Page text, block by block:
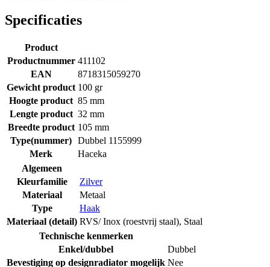
Specificaties
Product
Productnummer 411102
EAN
8718315059270
Gewicht product 100 gr
Hoogte product 85 mm
Lengte product 32 mm
Breedte product 105 mm
Type(nummer) Dubbel 1155999
Merk
Haceka
Algemeen
Kleurfamilie
Zilver
Materiaal
Metaal
Type
Haak
Materiaal (detail) RVS/ Inox (roestvrij staal), Staal
Technische kenmerken
Enkel/dubbel
Dubbel
Bevestiging op designradiator mogelijk Nee